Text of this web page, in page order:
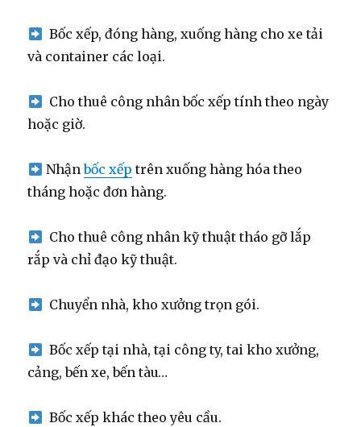
Bốc xếp, đóng hàng, xuống hàng cho xe tải
và container các loại.
Cho thuê công nhân bốc xếp tính theo ngày
hoặc giờ.
Nhậnbốc xếp trên xuống hàng hóa theo
tháng hoặc đơn hàng.
Cho thuê công nhân kỹ thuật tháo gỡ lắp
rắp và chỉ đạo kỹ thuật.
Chuyển nhà, kho xưởng trọn gói.
Bốc xếp tại nhà, tại công ty, tai kho xưởng,
cảng, bến xe, bến tàu…
Bốc xếp khác theo yêu cầu.